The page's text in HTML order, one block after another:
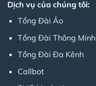
Dịch vụ của chúng tôi:
Tổng Đài Ảo
Tổng Đài Thông Minh
Tổng Đài Đa Kênh
Callbot